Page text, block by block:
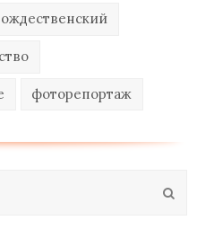
фоторепортаж